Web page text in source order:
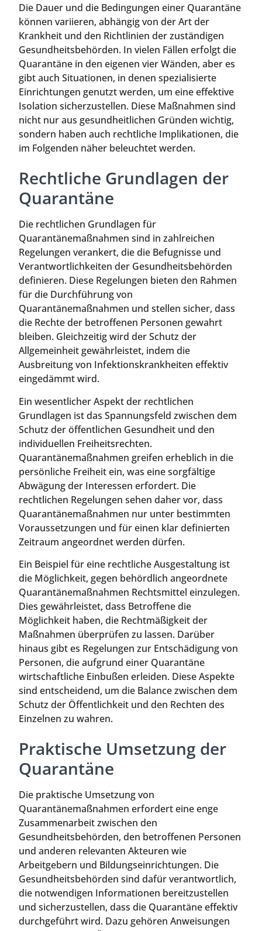
Die Dauer und die Bedingungen einer Quarantäne
können variieren, abhängig von der Art der
Krankheit und den Richtlinien der zuständigen
Gesundheitsbehörden. In vielen Fällen erfolgt die
Quarantäne in den eigenen vier Wänden, aber es
gibt auch Situationen, in denen spezialisierte
Einrichtungen genutzt werden, um eine effektive
Isolation sicherzustellen. Diese Maßnahmen sind
nicht nur aus gesundheitlichen Gründen wichtig,
sondern haben auch rechtliche Implikationen, die
im Folgenden näher beleuchtet werden.
Rechtliche Grundlagen der
Quarantäne
Die rechtlichen Grundlagen für
Quarantänemaßnahmen sind in zahlreichen
Regelungen verankert, die die Befugnisse und
Verantwortlichkeiten der Gesundheitsbehörden
definieren. Diese Regelungen bieten den Rahmen
für die Durchführung von
Quarantänemaßnahmen und stellen sicher, dass
die Rechte der betroffenen Personen gewahrt
bleiben. Gleichzeitig wird der Schutz der
Allgemeinheit gewährleistet, indem die
Ausbreitung von Infektionskrankheiten effektiv
eingedämmt wird.
Ein wesentlicher Aspekt der rechtlichen
Grundlagen ist das Spannungsfeld zwischen dem
Schutz der öffentlichen Gesundheit und den
individuellen Freiheitsrechten.
Quarantänemaßnahmen greifen erheblich in die
persönliche Freiheit ein, was eine sorgfältige
Abwägung der Interessen erfordert. Die
rechtlichen Regelungen sehen daher vor, dass
Quarantänemaßnahmen nur unter bestimmten
Voraussetzungen und für einen klar definierten
Zeitraum angeordnet werden dürfen.
Ein Beispiel für eine rechtliche Ausgestaltung ist
die Möglichkeit, gegen behördlich angeordnete
Quarantänemaßnahmen Rechtsmittel einzulegen.
Dies gewährleistet, dass Betroffene die
Möglichkeit haben, die Rechtmäßigkeit der
Maßnahmen überprüfen zu lassen. Darüber
hinaus gibt es Regelungen zur Entschädigung von
Personen, die aufgrund einer Quarantäne
wirtschaftliche Einbußen erleiden. Diese Aspekte
sind entscheidend, um die Balance zwischen dem
Schutz der Öffentlichkeit und den Rechten des
Einzelnen zu wahren.
Praktische Umsetzung der
Quarantäne
Die praktische Umsetzung von
Quarantänemaßnahmen erfordert eine enge
Zusammenarbeit zwischen den
Gesundheitsbehörden, den betroffenen Personen
und anderen relevanten Akteuren wie
Arbeitgebern und Bildungseinrichtungen. Die
Gesundheitsbehörden sind dafür verantwortlich,
die notwendigen Informationen bereitzustellen
und sicherzustellen, dass die Quarantäne effektiv
durchgeführt wird. Dazu gehören Anweisungen